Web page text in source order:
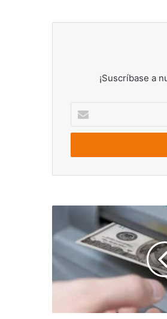
¡Suscríbase a
correo
Cajeros
dolarizados
dispensarán
$